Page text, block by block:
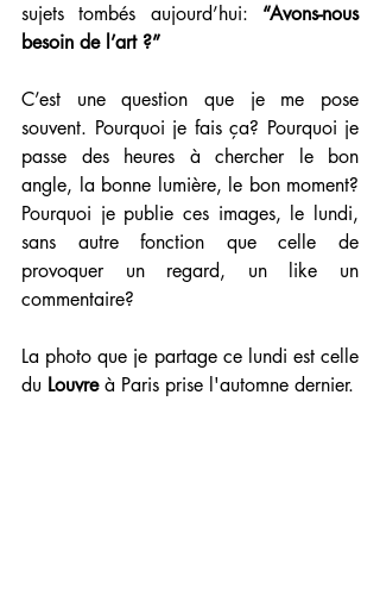
sujets tombés aujourd’hui: “Avons-nous
besoin de l’art ?”
C’est une question que je me pose
souvent. Pourquoi je fais ça? Pourquoi je
passe des heures à chercher le bon
angle, la bonne lumière, le bon moment?
Pourquoi je publie ces images, le lundi,
sans autre fonction que celle de
provoquer un regard, un like un
commentaire?
La photo que je partage ce lundi est celle
du Louvre